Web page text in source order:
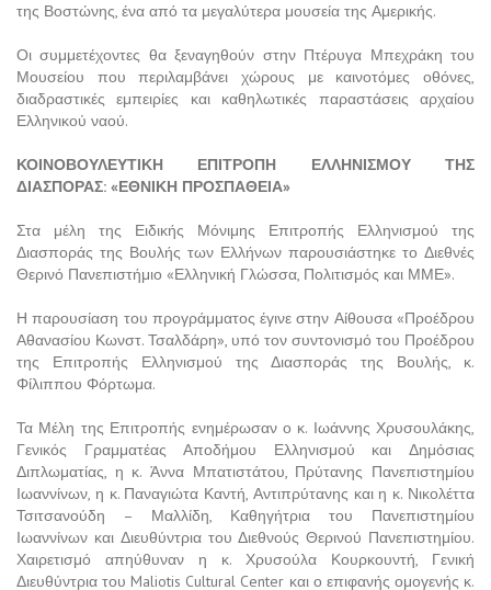
της Βοστώνης, ένα από τα μεγαλύτερα μουσεία της Αμερικής.
Οι συμμετέχοντες θα ξεναγηθούν στην Πτέρυγα Μπεχράκη του
Μουσείου που περιλαμβάνει χώρους με καινοτόμες οθόνες,
διαδραστικές εμπειρίες και καθηλωτικές παραστάσεις αρχαίου
Ελληνικού ναού.
ΚΟΙΝΟΒΟΥΛΕΥΤΙΚΗ ΕΠΙΤΡΟΠΗ ΕΛΛΗΝΙΣΜΟΥ ΤΗΣ
ΔΙΑΣΠΟΡΑΣ: «ΕΘΝΙΚΗ ΠΡΟΣΠΑΘΕΙΑ»
Στα μέλη της Ειδικής Μόνιμης Επιτροπής Ελληνισμού της
Διασποράς της Βουλής των Ελλήνων παρουσιάστηκε το Διεθνές
Θερινό Πανεπιστήμιο «Ελληνική Γλώσσα, Πολιτισμός και ΜΜΕ».
Η παρουσίαση του προγράμματος έγινε στην Αίθουσα «Προέδρου
Αθανασίου Κωνστ. Τσαλδάρη», υπό τον συντονισμό του Προέδρου
της Επιτροπής Ελληνισμού της Διασποράς της Βουλής, κ.
Φίλιππου Φόρτωμα.
Τα Μέλη της Επιτροπής ενημέρωσαν ο κ. Ιωάννης Χρυσουλάκης,
Γενικός Γραμματέας Αποδήμου Ελληνισμού και Δημόσιας
Διπλωματίας, η κ. Άννα Μπατιστάτου, Πρύτανης Πανεπιστημίου
Ιωαννίνων, η κ. Παναγιώτα Καντή, Αντιπρύτανης και η κ. Νικολέττα
Τσιτσανούδη – Μαλλίδη, Καθηγήτρια του Πανεπιστημίου
Ιωαννίνων και Διευθύντρια του Διεθνούς Θερινού Πανεπιστημίου.
Χαιρετισμό απηύθυναν η κ. Χρυσούλα Κουρκουντή, Γενική
Διευθύντρια του Maliotis Cultural Center και ο επιφανής ομογενής κ.